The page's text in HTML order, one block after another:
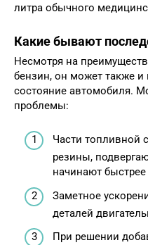
литра обычного
Какие бывают
Несмотря на
бензин, он может также и
состояние автомобиля.
проблемы:
Части топливной
резины,
начинают быстрее
Заметное
деталей
При решении